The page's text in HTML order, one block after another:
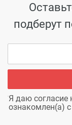
подберут
Я даю согласие
ознакомлен(а) с